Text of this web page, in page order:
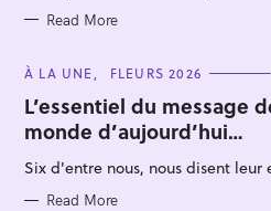
Read More
C
T
E
G
O
R
I
S
À LA UNE FLEURS 2026
L’essentiel du message
monde d’aujourd’hui…
Six d'entre nous, nous disent leur
Read More